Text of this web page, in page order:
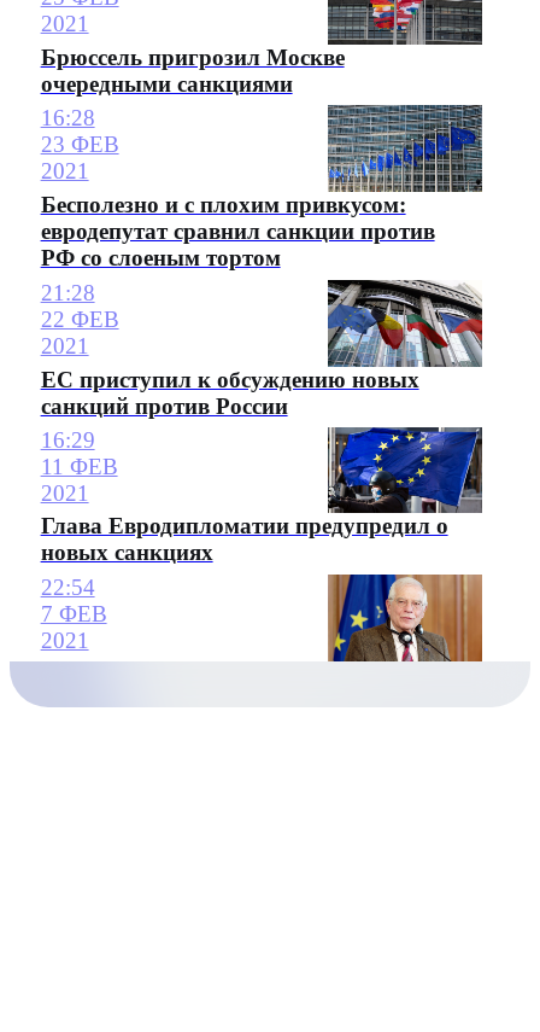
2021
Брюссель пригрозил Москве
очередными санкциями
16:28
23 ФЕВ
2021
Бесполезно и с плохим привкусом:
евродепутат сравнил санкции против
РФ со слоеным тортом
21:28
22 ФЕВ
2021
ЕС приступил к обсуждению новых
санкций против России
16:29
11 ФЕВ
2021
Глава Евродипломатии предупредил о
новых санкциях
22:54
7 ФЕВ
2021